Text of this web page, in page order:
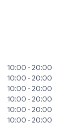
10:00 - 20:00
10:00 - 20:00
10:00 - 20:00
10:00 - 20:00
10:00 - 20:00
10:00 - 20:00